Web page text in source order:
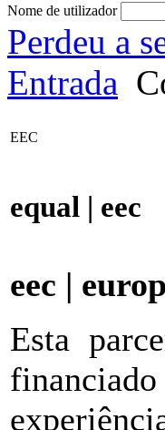
Nome de utilizador
Perdeu a
Entrada
EEC
equal | eec
eec |
Esta